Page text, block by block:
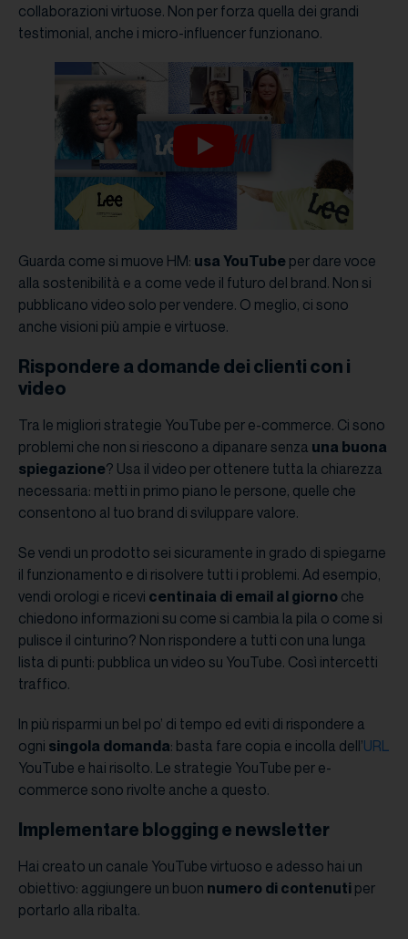
collaborazioni virtuose. Non per forza quella dei grandi
testimonial, anche i micro-influencer funzionano.
Guarda come si muove HM: usa YouTube per dare voce
alla sostenibilità e a come vede il futuro del brand. Non si
pubblicano video solo per vendere. O meglio, ci sono
anche visioni più ampie e virtuose.
Rispondere a domande dei clienti con i
video
Tra le migliori strategie YouTube per e-commerce. Ci sono
problemi che non si riescono a dipanare senza una buona
spiegazione? Usa il video per ottenere tutta la chiarezza
necessaria: metti in primo piano le persone, quelle che
consentono al tuo brand di sviluppare valore.
Se vendi un prodotto sei sicuramente in grado di spiegarne
il funzionamento e di risolvere tutti i problemi. Ad esempio,
vendi orologi e ricevi centinaia di email al giorno che
chiedono informazioni su come si cambia la pila o come si
pulisce il cinturino? Non rispondere a tutti con una lunga
lista di punti: pubblica un video su YouTube. Così intercetti
traffico.
In più risparmi un bel po’ di tempo ed eviti di rispondere a
ogni singola domanda: basta fare copia e incolla dell’URL
YouTube e hai risolto. Le strategie YouTube per e-
commerce sono rivolte anche a questo.
Implementare blogging e newsletter
Hai creato un canale YouTube virtuoso e adesso hai un
obiettivo: aggiungere un buon numero di contenuti per
portarlo alla ribalta.